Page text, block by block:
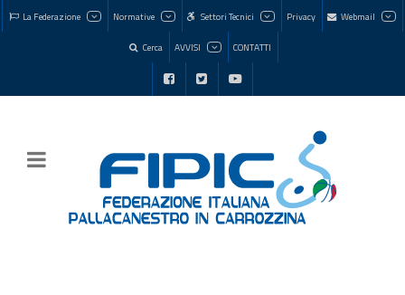
La Federazione Normative Settori Tecnici Privacy Webmail
Cerca AVVISI CONTATTI